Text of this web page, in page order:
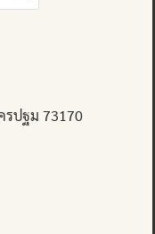
ปฐม 73170